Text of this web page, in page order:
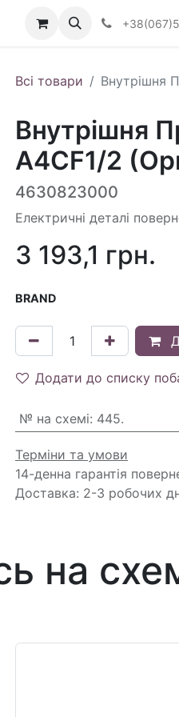
Всі товари Внутрішня
Внутрішня
A4CF1/2
4630823000
Електричні деталі
3 193,1 грн.
BRAND
Додати до списку
№ на схемі: 445.
Терміни та умови
14-денна гарантія
Доставка: 2-3 робочих
на